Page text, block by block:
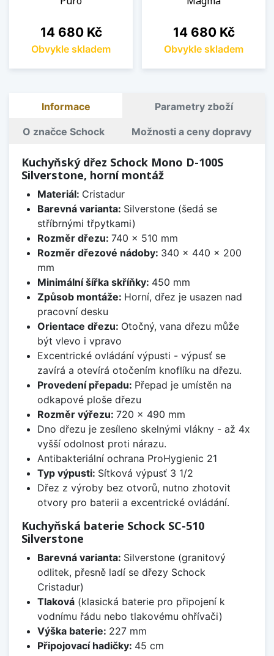
Cena
14 680 Kč
Obvykle skladem
Cena
14 680 Kč
Obvykle skladem
Informace Parametry zboží
O značce Schock Možnosti a ceny dopravy
Kuchyňský dřez Schock Mono D-100S
Silverstone, horní montáž
Materiál: Cristadur
Barevná varianta: Silverstone (šedá se
stříbrnými třpytkami)
Rozměr dřezu: 740 x 510 mm
Rozměr dřezové nádoby: 340 x 440 x 200
mm
Minimální šířka skříňky: 450 mm
Způsob montáže: Horní, dřez je usazen nad
pracovní desku
Orientace dřezu: Otočný, vana dřezu může
být vlevo i vpravo
Excentrické ovládání výpusti - výpusť se
zavírá a otevírá otočením knoflíku na dřezu.
Provedení přepadu: Přepad je umístěn na
odkapové ploše dřezu
Rozměr výřezu: 720 x 490 mm
Dno dřezu je zesíleno skelnými vlákny - až 4x
vyšší odolnost proti nárazu.
Antibakteriální ochrana ProHygienic 21
Typ výpusti: Sítková výpusť 3 1/2
Dřez z výroby bez otvorů, nutno zhotovit
otvory pro baterii a excentrické ovládání.
Kuchyňská baterie Schock SC-510
Silverstone
Barevná varianta: Silverstone (granitový
odlitek, přesně ladí se dřezy Schock
Cristadur)
Tlaková(klasická baterie pro připojení k
vodnímu řádu nebo tlakovému ohřívači)
Výška baterie: 227 mm
Připojovací hadičky: 45 cm